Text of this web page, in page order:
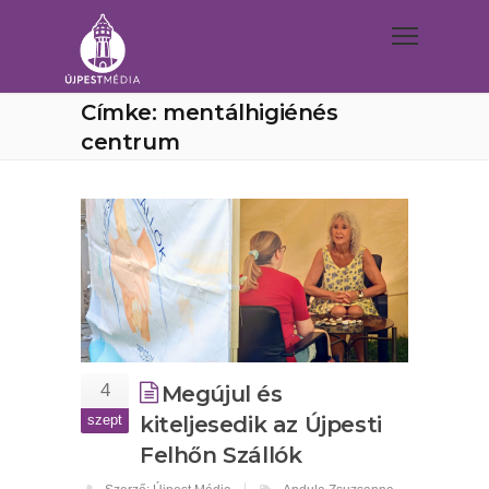
Címke: mentálhigiénés
centrum
4
szept
Megújul és
kiteljesedik az Újpesti
Felhőn Szállók